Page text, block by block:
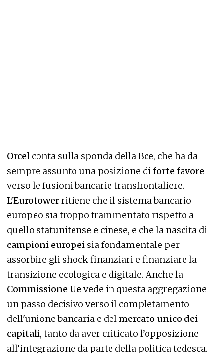
Orcel conta sulla sponda della Bce, che ha da
sempre assunto una posizione diforte favore
verso le fusioni bancarie transfrontaliere.
L'Eurotowerritiene che il sistema bancario
europeo sia troppo frammentato rispetto a
quello statunitense e cinese, e che la nascita di
campioni europei sia fondamentale per
assorbire gli shock finanziari e finanziare la
transizione ecologica e digitale. Anche la
Commissione Ue vede in questa aggregazione
un passo decisivo verso il completamento
dell'unione bancaria e delmercato unico dei
capitali, tanto da aver criticato l’opposizione
all’integrazione da parte della politica tedesca.